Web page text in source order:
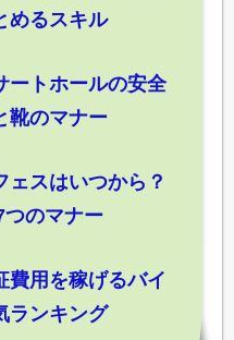
めるスキル
ートホールの安全
靴のマナー
ェスはいつから？
のマナー
費用を稼げるバイ
ランキング